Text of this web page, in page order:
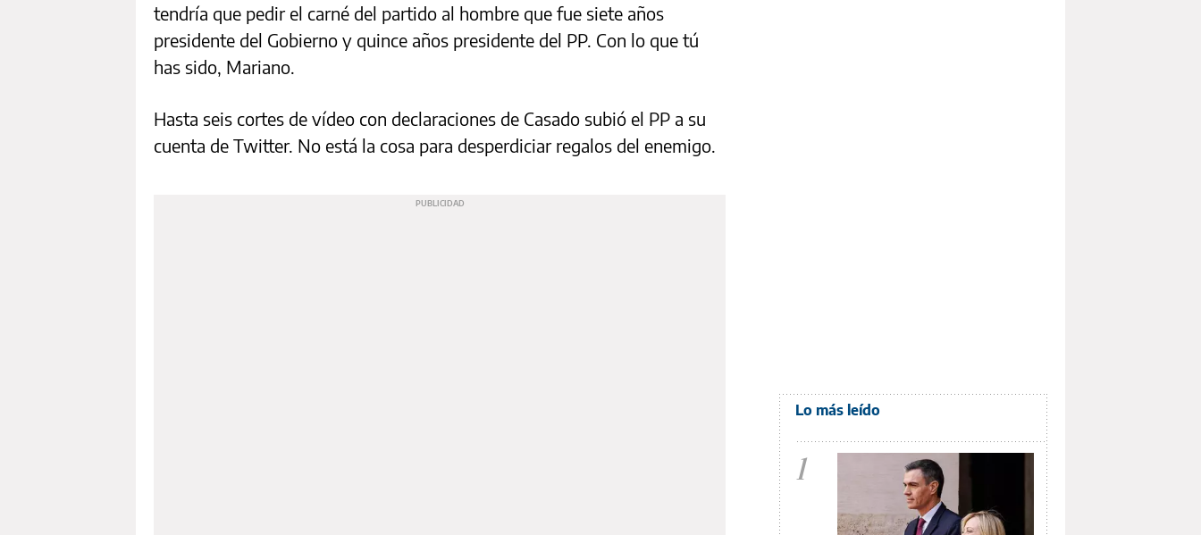
tendría que pedir el carné del partido al hombre que fue siete años
presidente del Gobierno y quince años presidente del PP. Con lo que tú
has sido, Mariano.
Hasta seis cortes de vídeo con declaraciones de Casado subió el PP a su
cuenta de Twitter. No está la cosa para desperdiciar regalos del enemigo.
Lo más leído
1